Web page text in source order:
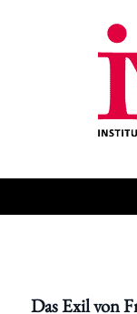
Das Exil von